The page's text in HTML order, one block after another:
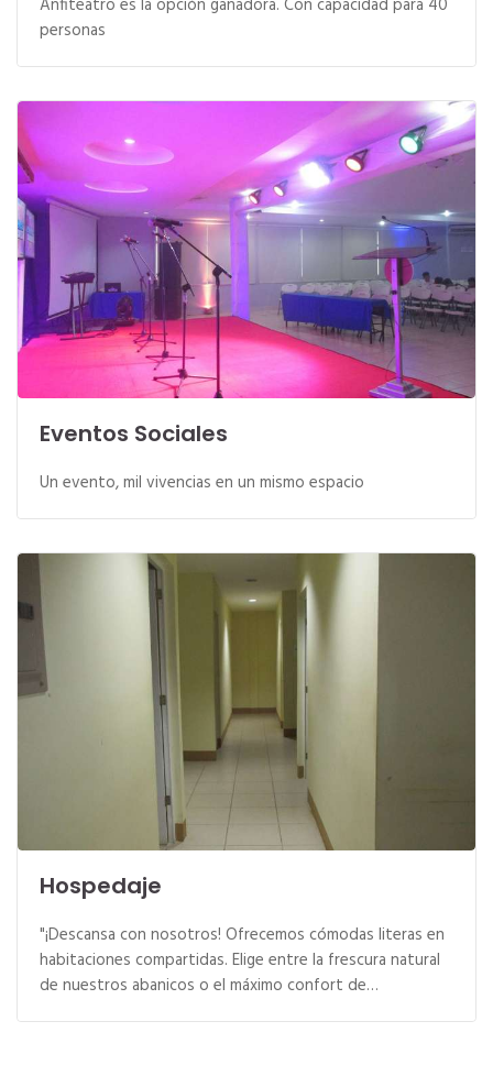
personas
Eventos Sociales
Un evento, mil vivencias en un mismo espacio
Hospedaje
"¡Descansa con nosotros! Ofrecemos cómodas literas en
habitaciones compartidas. Elige entre la frescura natural
de nuestros abanicos o el máximo confort de…